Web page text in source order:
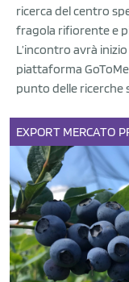
ricerca del centro
fragola rifiorente e
L’incontro avrà
piattaforma
punto delle ricerche
EXPORT MERCATO